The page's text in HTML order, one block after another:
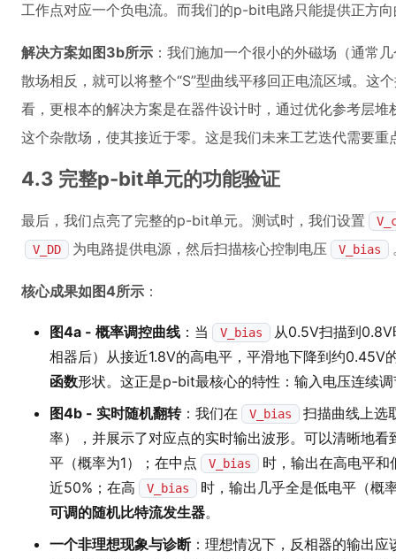
工作点对应一个负电流。而我们的p-bit电路只能提供正方
解决方案如图3b所示 ：我们施加一个很小的外磁场（通常
散场相反，就可以将整个“S”型曲线平移回正电流区域。这
看，更根本的解决方案是在器件设计时，通过优化参考层
这个杂散场，使其接近于零。这是我们未来工艺迭代需要重
4.3 完整p-bit单元的功能验证
最后，我们点亮了完整的p-bit单元。测试时，我们设置
V_DD
为电路提供电源，然后扫描核心控制电压 V_bias
核心成果如图4所示 ：
图4a - 概率调控曲线 ：当 V_bias
从0.5V扫描到
相器后）从接近1.8V的高电平，平滑地下降到约0.45V
函数形状。这正是p-bit最核心的特性：输入电压连续调
图4b - 实时随机翻转：我们在 V_bias
扫描曲线上选
率），并展示了对应点的实时输出波形。可以清晰地看
平（概率为1）；在中点
V_bias
时，输出在高电平
近50%；在高
V_bias
时，输出几乎全是低电平（概
可调的随机比特流发生器。
一个非理想现象与诊断：理想情况下，反相器的输出